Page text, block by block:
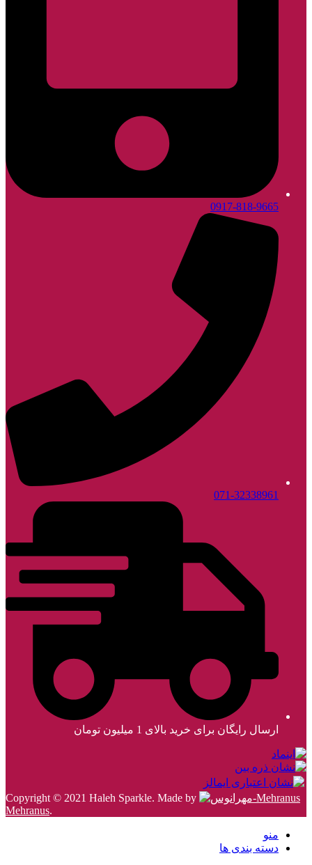
0917-818-9665
071-32338961
ارسال رایگان برای خرید بالای 1 میلیون تومان
Copyright © 2021 Haleh Sparkle. Made by
Mehranus.
منو
دسته بندی ها